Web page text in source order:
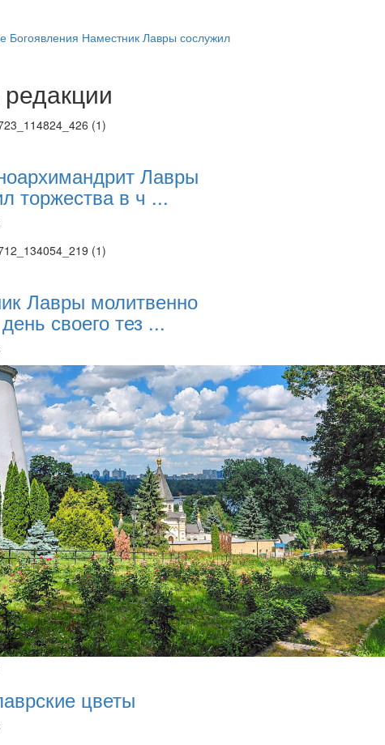
трансляции
трансляции
трансляции
трансляции
трансляции
Богоявления Наместник Лавры сослужил
Лавры
торжества в ч ...
Лавры молитвенно
своего тез ...
цветы